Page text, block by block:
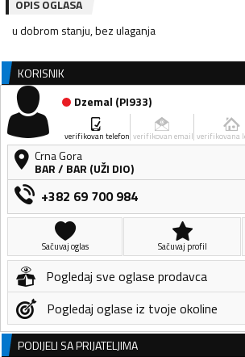
OPIS OGLASA
u dobrom stanju, bez ulaganja
KORISNIK
Dzemal (PI933)
verifikovan telefon verifikovan email verifikovana
Crna Gora
BAR/ BAR (UŽI DIO)
+382 69 700 984
Sačuvaj oglas Sačuvaj profil
Pogledaj sve oglase prodavca
Pogledaj oglase iz tvoje okoline
PODIJELI SA PRIJATELJIMA